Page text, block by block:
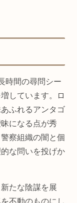
時間の尋問シー
しています。ロ
ふれるアンタゴ
になる点が秀
察組織の闇と個
な問いを投げか
たな陰謀を展
不動のものにし